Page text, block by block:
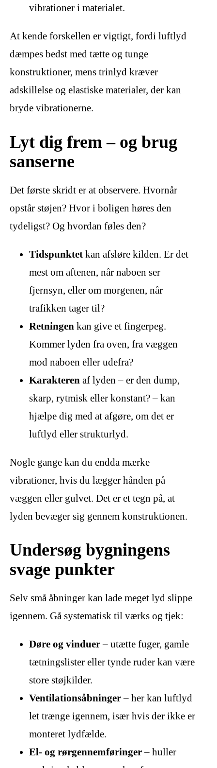
vibrationer i materialet.
At kende forskellen er vigtigt, fordi luftlyd
dæmpes bedst med tætte og tunge
konstruktioner, mens trinlyd kræver
adskillelse og elastiske materialer, der kan
bryde vibrationerne.
Lyt dig frem – og brug
sanserne
Det første skridt er at observere. Hvornår
opstår støjen? Hvor i boligen høres den
tydeligst? Og hvordan føles den?
Tidspunktet kan afsløre kilden. Er det
mest om aftenen, når naboen ser
fjernsyn, eller om morgenen, når
trafikken tager til?
Retningen kan give et fingerpeg.
Kommer lyden fra oven, fra væggen
mod naboen eller udefra?
Karakteren af lyden – er den dump,
skarp, rytmisk eller konstant? – kan
hjælpe dig med at afgøre, om det er
luftlyd eller strukturlyd.
Nogle gange kan du endda mærke
vibrationer, hvis du lægger hånden på
væggen eller gulvet. Det er et tegn på, at
lyden bevæger sig gennem konstruktionen.
Undersøg bygningens
svage punkter
Selv små åbninger kan lade meget lyd slippe
igennem. Gå systematisk til værks og tjek:
Døre og vinduer– utætte fuger, gamle
tætningslister eller tynde ruder kan være
store støjkilder.
Ventilationsåbninger– her kan luftlyd
let trænge igennem, især hvis der ikke er
monteret lydfælde.
El- og rørgennemføringer– huller